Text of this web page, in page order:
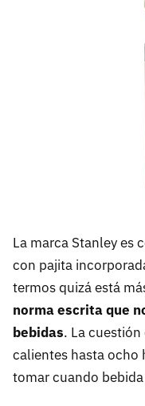
La marca Stanley es
con pajita
termos quizá está
norma escrita que
bebidas. La
calientes hasta ocho
tomar cuando